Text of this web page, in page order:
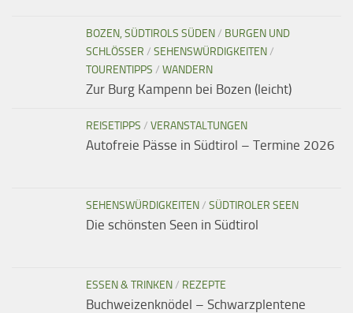
BOZEN, SÜDTIROLS SÜDEN/ BURGEN UND
SCHLÖSSER / SEHENSWÜRDIGKEITEN/
TOURENTIPPS / WANDERN
Zur Burg Kampenn bei Bozen (leicht)
REISETIPPS / VERANSTALTUNGEN
Autofreie Pässe in Südtirol – Termine 2026
SEHENSWÜRDIGKEITEN/ SÜDTIROLER SEEN
Die schönsten Seen in Südtirol
ESSEN & TRINKEN/ REZEPTE
Buchweizenknödel – Schwarzplentene